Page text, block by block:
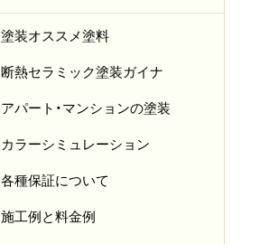
塗装オススメ塗料
断熱セラミック塗装ガイナ
アパート・マンションの塗装
カラーシミュレーション
各種保証について
施工例と料金例